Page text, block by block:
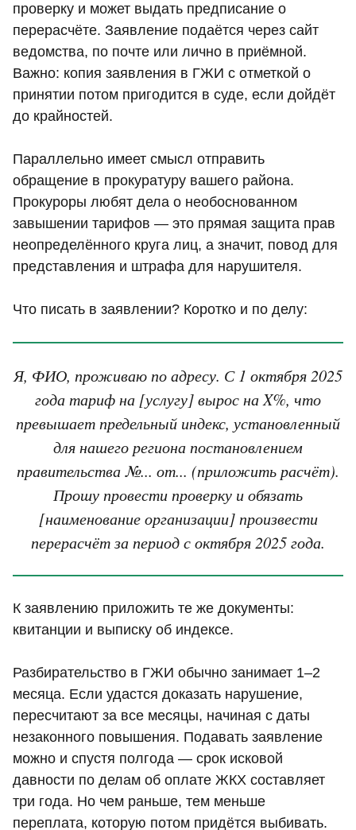
проверку и может выдать предписание о
перерасчёте. Заявление подаётся через сайт
ведомства, по почте или лично в приёмной.
Важно: копия заявления в ГЖИ с отметкой о
принятии потом пригодится в суде, если дойдёт
до крайностей.
Параллельно имеет смысл отправить
обращение в прокуратуру вашего района.
Прокуроры любят дела о необоснованном
завышении тарифов — это прямая защита прав
неопределённого круга лиц, а значит, повод для
представления и штрафа для нарушителя.
Что писать в заявлении? Коротко и по делу:
Я, ФИО, проживаю по адресу. С 1 октября 2025
года тариф на [услугу] вырос на X%, что
превышает предельный индекс, установленный
для нашего региона постановлением
правительства №... от... (приложить расчёт).
Прошу провести проверку и обязать
[наименование организации] произвести
перерасчёт за период с октября 2025 года.
К заявлению приложить те же документы:
квитанции и выписку об индексе.
Разбирательство в ГЖИ обычно занимает 1–2
месяца. Если удастся доказать нарушение,
пересчитают за все месяцы, начиная с даты
незаконного повышения. Подавать заявление
можно и спустя полгода — срок исковой
давности по делам об оплате ЖКХ составляет
три года. Но чем раньше, тем меньше
переплата, которую потом придётся выбивать.